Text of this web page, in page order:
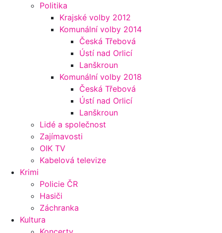
Politika
Krajské volby 2012
Komunální volby 2014
Česká Třebová
Ústí nad Orlicí
Lanškroun
Komunální volby 2018
Česká Třebová
Ústí nad Orlicí
Lanškroun
Lidé a společnost
Zajímavosti
OIK TV
Kabelová televize
Krimi
Policie ČR
Hasiči
Záchranka
Kultura